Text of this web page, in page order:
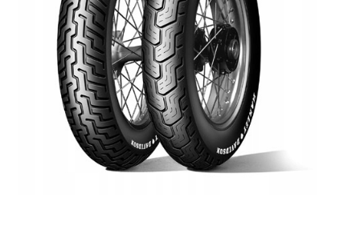
Polityka prywatności
Kontakt